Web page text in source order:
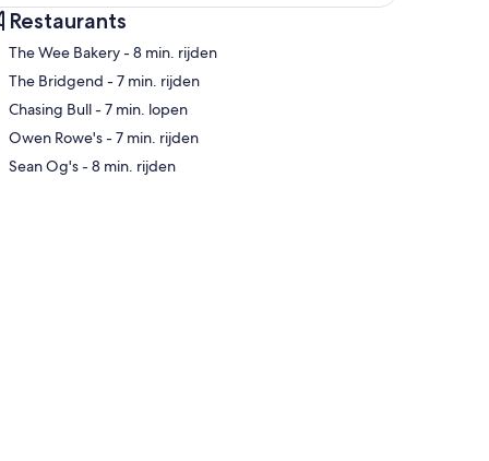
Restaurants
‪The Wee Bakery - ‬8 min. rijden
‪The Bridgend - ‬7 min. rijden
‪Chasing Bull - ‬7 min. lopen
‪Owen Rowe's - ‬7 min. rijden
‪Sean Og's - ‬8 min. rijden